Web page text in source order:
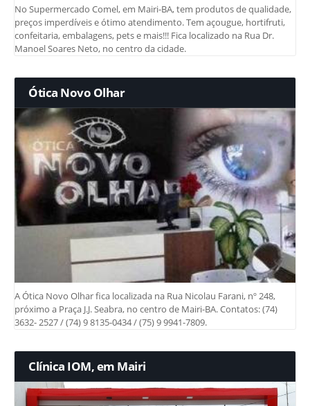
No Supermercado Comel, em Mairi-BA, tem produtos de qualidade,
preços imperdíveis e ótimo atendimento. Tem açougue, hortifruti,
confeitaria, embalagens, pets e mais!!! Fica localizado na Rua Dr.
Manoel Soares Neto, no centro da cidade.
Ótica Novo Olhar
A Ótica Novo Olhar fica localizada na Rua Nicolau Farani, nº 248,
próximo a Praça J.J. Seabra, no centro de Mairi-BA. Contatos: (74)
3632- 2527 / (74) 9 8135-0434 / (75) 9 9941-7809.
Clínica IOM, em Mairi